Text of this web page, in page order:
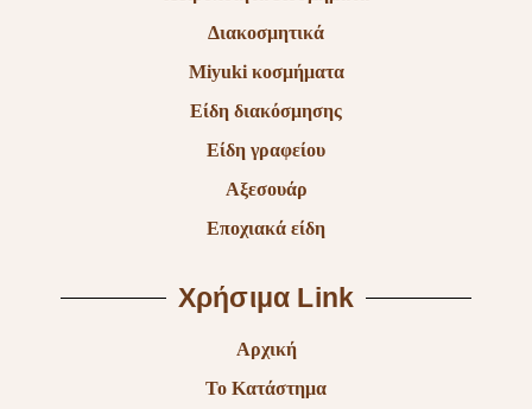
Διακοσμητικά
Miyuki κοσμήματα
Είδη διακόσμησης
Είδη γραφείου
Αξεσουάρ
Εποχιακά είδη
Χρήσιμα Link
Αρχική
Το Κατάστημα